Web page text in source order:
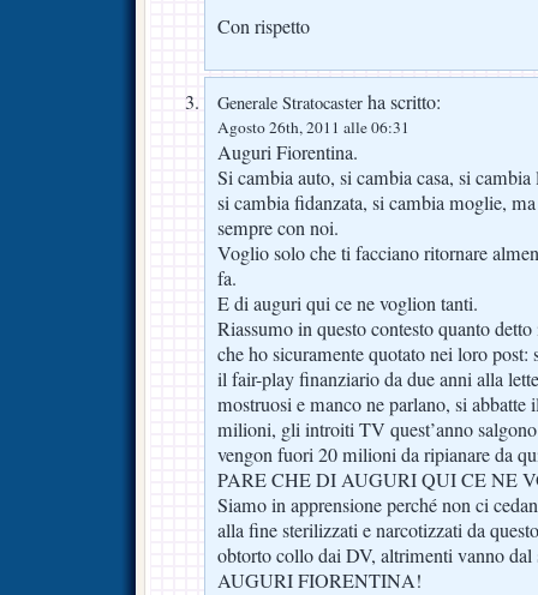
Con rispetto
Generale Stratocaster ha scritto:
Agosto 26th, 2011 alle 06:31
Auguri Fiorentina.
Si cambia auto, si cambia casa, si
si cambia fidanzata, si cambia moglie,
sempre con noi.
Voglio solo che ti facciano ritornare
fa.
E di auguri qui ce ne voglion tanti.
Riassumo in questo contesto quanto
che ho sicuramente quotato nei loro
il fair-play finanziario da due anni alla
mostruosi e manco ne parlano, si
milioni, gli introiti TV quest’anno
vengon fuori 20 milioni da ripianare da
PARE CHE DI AUGURI QUI CE NE
Siamo in apprensione perché non ci
alla fine sterilizzati e narcotizzati da
obtorto collo dai DV, altrimenti vanno dal
AUGURI FIORENTINA!